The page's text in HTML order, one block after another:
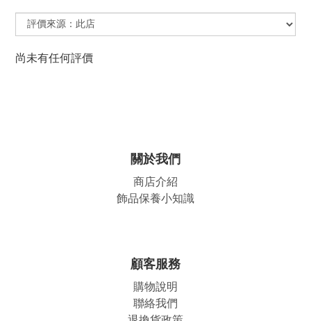
尚未有任何評價
關於我們
商店介紹
飾品保養小知識
顧客服務
購物說明
聯絡我們